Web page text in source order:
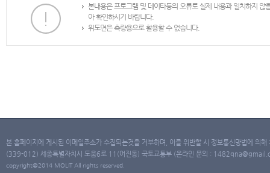
본내용은 프로그램 및 데이타등의 오류로 실제 내용과 일치하지
아 확인하시기 바랍니다.
위도면은 측량용으로 활용할 수 없습니다.
본 홈페이지에 게시된 이메일주소가 수집되는것을 거부하며, 이를 위반할 시 정보통신망법에 의
(339-012) 세종특별자치시 도움6로 11(어진동) 국토교통부 (온라인 문의 :
copyright@2014 MOLIT All rights reserved.